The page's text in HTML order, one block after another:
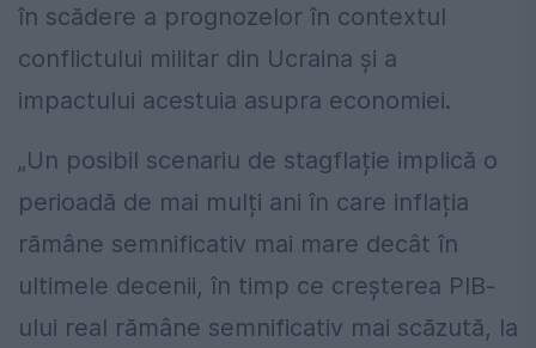
în scădere a prognozelor în contextul
conflictului militar din Ucraina și a
impactului acestuia asupra economiei.
„Un posibil scenariu de stagflație implică o
perioadă de mai mulți ani în care inflația
rămâne semnificativ mai mare decât în ​​
ultimele decenii, în timp ce creșterea PIB-
ului real rămâne semnificativ mai scăzută, la